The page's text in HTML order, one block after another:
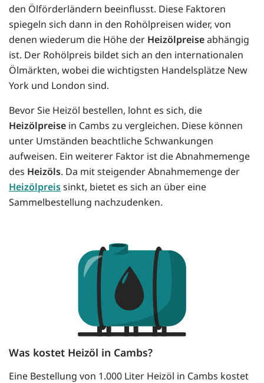
den Ölförderländern beeinflusst. Diese Faktoren
spiegeln sich dann in den Rohölpreisen wider, von
denen wiederum die Höhe der Heizölpreiseabhängig
ist. Der Rohölpreis bildet sich an den internationalen
Ölmärkten, wobei die wichtigsten Handelsplätze New
York und London sind.
Bevor Sie Heizöl bestellen, lohnt es sich, die
Heizölpreise in Cambs zu vergleichen. Diese können
unter Umständen beachtliche Schwankungen
aufweisen. Ein weiterer Faktor ist die Abnahmemenge
des Heizöls. Da mit steigender Abnahmemenge der
Heizölpreissinkt, bietet es sich an über eine
Sammelbestellung nachzudenken.
Was kostet Heizöl in Cambs?
Eine Bestellung von 1.000 Liter Heizöl in Cambs kostet